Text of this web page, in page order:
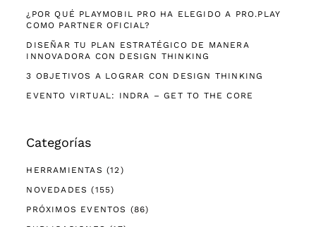
¿POR QUÉ PLAYMOBIL PRO HA ELEGIDO A PRO.PLAY
COMO PARTNER OFICIAL?
DISEÑAR TU PLAN ESTRATÉGICO DE MANERA
INNOVADORA CON DESIGN THINKING
3 OBJETIVOS A LOGRAR CON DESIGN THINKING
EVENTO VIRTUAL: INDRA – GET TO THE CORE
Categorías
HERRAMIENTAS (12)
NOVEDADES (155)
PRÓXIMOS EVENTOS (86)